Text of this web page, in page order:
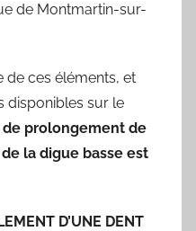
de Montmartin-sur-
de ces éléments, et
disponibles sur le
prolongement de
la digue basse est
D’UNE DENT